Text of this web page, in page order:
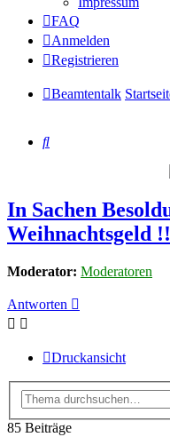
FAQ
Anmelden
Registrieren
Beamtentalk
Suche
In Sachen
Weihnachtsgeld !!
Moderator: Moderatoren
Antworten
Druckansicht
85 Beiträge